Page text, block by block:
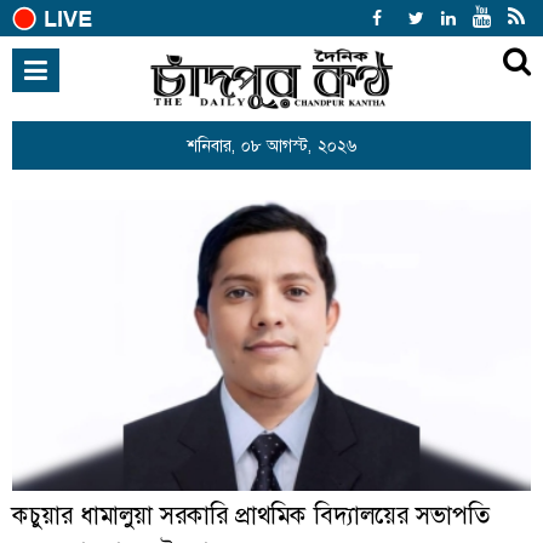
শনিবার, ০৮ আগস্ট, ২০২৬
হোম
জাতীয়
আন্তর্জাতিক
সারাদেশ
শিক্ষা
কচুয়ার ধামালুয়া সরকারি প্রাথমিক বিদ্যালয়ের সভাপতি